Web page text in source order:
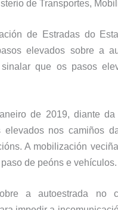
de Transportes,
de Estradas do
elevados sobre a
que os pasos
de 2019, diante
elevados nos camiños
A mobilización veciñal
de peóns e vehículos.
a autoestrada no